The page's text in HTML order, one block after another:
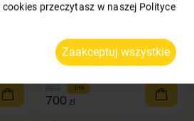
Rolki dla dorosłych Flying Eagle
Avian T110 czarny
-19%
700 zł
przeczytasz w naszej Polityce
Zaakceptuj wszystkie